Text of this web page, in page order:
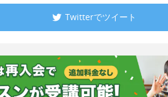
Twitterでツイート